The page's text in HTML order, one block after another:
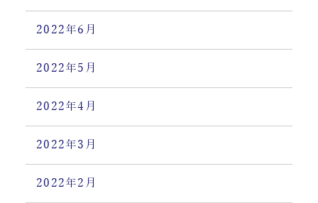
2022年6月
2022年5月
2022年4月
2022年3月
2022年2月